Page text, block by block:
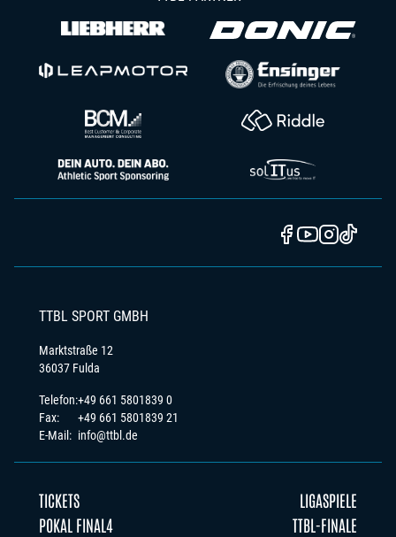
TTBL SPORT GMBH
Marktstraße 12
36037 Fulda
Telefon:
Fax:
E-Mail:
+49 661 5801839 0
+49 661 5801839 21
info@ttbl.de
TICKETS
LIGASPIELE
POKAL FINAL4
TTBL-FINALE